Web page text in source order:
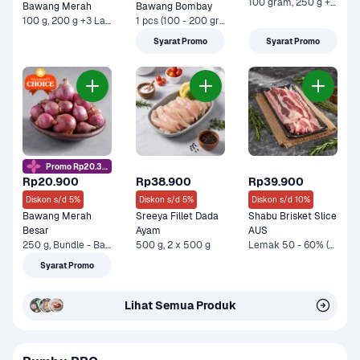
Bawang Merah
100 g, 200 g +3 Lainnya
Bawang Bombay
1 pcs (100 - 200 gram), 500 g +3 Lainnya
Syarat Promo Syarat Promo
Promo Rp20.3rb
Rp20.900
Diskon s/d 5%
Bawang Merah
Besar
250 g, Bundle - Bawang Merah 250 gram & Sayurbox Telur Ayam Negeri 10 pcs +1 Lainnya
Syarat Promo
Rp38.900
Diskon s/d 5%
Sreeya Fillet Dada
Ayam
500 g, 2 x 500 g
Rp39.900
Diskon s/d 10%
Shabu Brisket Slice
AUS
Lemak 50 - 60% (250 g), Bundle - Protein + Dry Groceries +2 Lainnya
Lihat Semua Produk